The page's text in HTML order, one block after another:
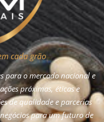
cada grão
para o mercado nacional e
próximas, éticas e
de qualidade e parcerias
para um futuro de